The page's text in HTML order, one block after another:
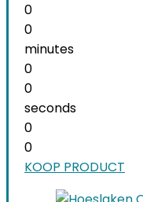
0
0
minutes
0
0
seconds
0
0
KOOP PRODUCT